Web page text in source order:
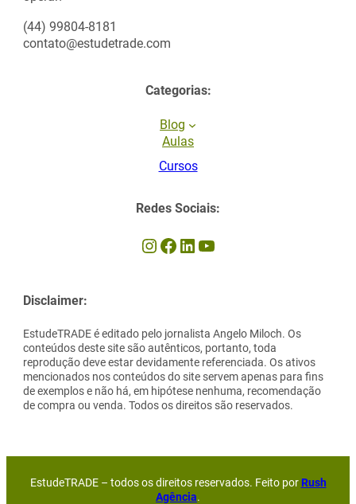
(44) 99804-8181
contato@estudetrade.com
Categorias:
Blog
Aulas
Cursos
Redes Sociais:
Instagram Facebook LinkedIn Youtube
Disclaimer:
EstudeTRADE é editado pelo jornalista Angelo Miloch. Os
conteúdos deste site são autênticos, portanto, toda
reprodução deve estar devidamente referenciada. Os ativos
mencionados nos conteúdos do site servem apenas para fins
de exemplos e não há, em hipótese nenhuma, recomendação
de compra ou venda. Todos os direitos são reservados.
EstudeTRADE – todos os direitos reservados. Feito porRush
Agência.